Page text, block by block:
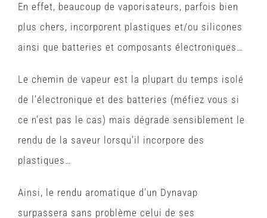
En effet, beaucoup de vaporisateurs, parfois bien
plus chers, incorporent plastiques et/ou silicones
ainsi que batteries et composants électroniques…
Le chemin de vapeur est la plupart du temps isolé
de l’électronique et des batteries (méfiez vous si
ce n’est pas le cas) mais dégrade sensiblement le
rendu de la saveur lorsqu’il incorpore des
plastiques…
Ainsi, le rendu aromatique d’un Dynavap
surpassera sans problème celui de ses